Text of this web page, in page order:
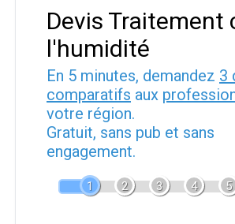
Devis Traitement
l'humidité
En 5 minutes, demandez 3
comparatifs aux
votre région.
Gratuit, sans pub et sans
engagement.
1 2 3 4 5